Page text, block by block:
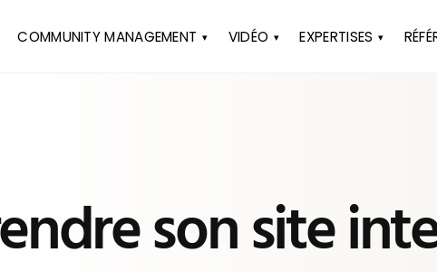
COMMUNITY MANAGEMENT VIDÉO EXPERTISES
son site